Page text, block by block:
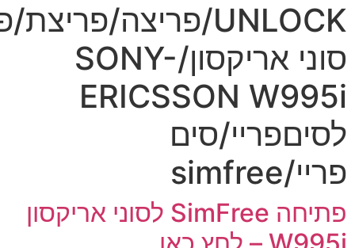
UNLOCK/פריצה/פריצת/פתיחה
סוני אריקסון/SONY-
ERICSSON
סים
פתיחה SimFree לסוני אריקסון